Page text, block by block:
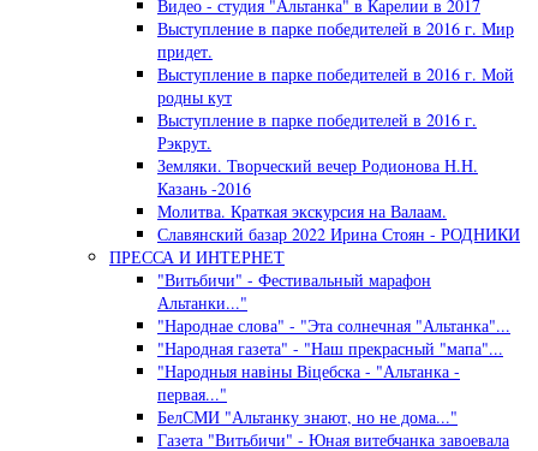
Видео - студия "Альтанка" в Карелии в 2017
Выступление в парке победителей в 2016 г. Мир
придет.
Выступление в парке победителей в 2016 г. Мой
родны кут
Выступление в парке победителей в 2016 г.
Рэкрут.
Земляки. Творческий вечер Родионова Н.Н.
Казань -2016
Молитва. Краткая экскурсия на Валаам.
Славянский базар 2022 Ирина Стоян - РОДНИКИ
ПРЕССА И ИНТЕРНЕТ
"Витьбичи" - Фестивальный марафон
Альтанки..."
"Народнае слова" - "Эта солнечная "Альтанка"...
"Народная газета" - "Наш прекрасный "мапа"...
"Народныя навiны Вiцебска - "Альтанка -
первая..."
БелСМИ "Альтанку знают, но не дома..."
Газета "Витьбичи" - Юная витебчанка завоевала